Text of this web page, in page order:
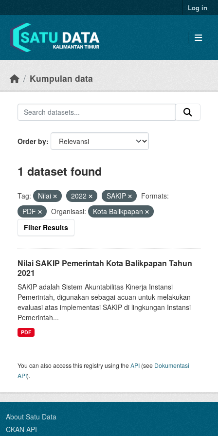
Log in
Kumpulan data
Order by
1 dataset found
Tag: Nilai 2022 SAKIP
Formats:
PDF
Organisasi:
Kota Balikpapan
Filter Results
Nilai SAKIP Pemerintah Kota Balikpapan Tahun
2021
SAKIP adalah Sistem Akuntabilitas Kinerja Instansi
Pemerintah, digunakan sebagai acuan untuk melakukan
evaluasi atas implementasi SAKIP di lingkungan Instansi
Pemerintah...
PDF
You can also access this registry using theAPI (see Dokumentasi
API).
About Satu Data
CKAN API